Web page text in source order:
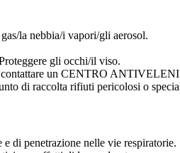
la nebbia/i vapori/gli aerosol.
gli occhi/il viso.
un CENTRO ANTIVELENI
di raccolta rifiuti pericolosi o
di penetrazione nelle vie respiratorie.